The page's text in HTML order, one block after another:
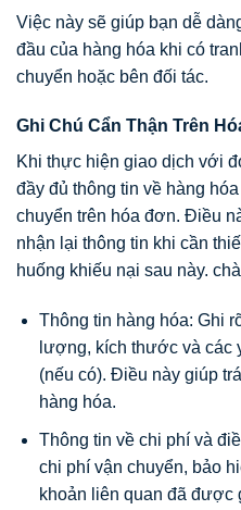
Việc này sẽ giúp bạn dễ
đầu của hàng hóa khi có
chuyển hoặc bên đối tác.
Ghi Chú Cẩn Thận Trên
Khi thực hiện giao dịch với
đầy đủ thông tin về hàng
chuyển trên hóa đơn. Điều
nhận lại thông tin khi cần
huống khiếu nại sau này.
Thông tin hàng hóa: Ghi
lượng, kích thước và các
(nếu có). Điều này giúp
hàng hóa.
Thông tin về chi phí và
chi phí vận chuyển, bảo
khoản liên quan đã được